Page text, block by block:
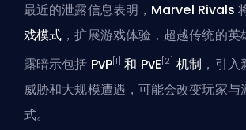
最近的泄露信息表明， Marvel Rivals
戏模式 ，扩展游戏体验，超越传统的
露暗示包括 PvP[1] 和 PvE [2] 机制 ，引
威胁和大规模遭遇，可能会改变玩家与
式。